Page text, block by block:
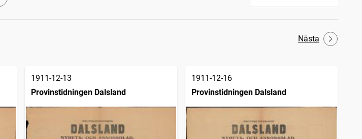
Nästa
1911-12-13
Provinstidningen Dalsland
1911-12-16
Provinstidningen Dalsland